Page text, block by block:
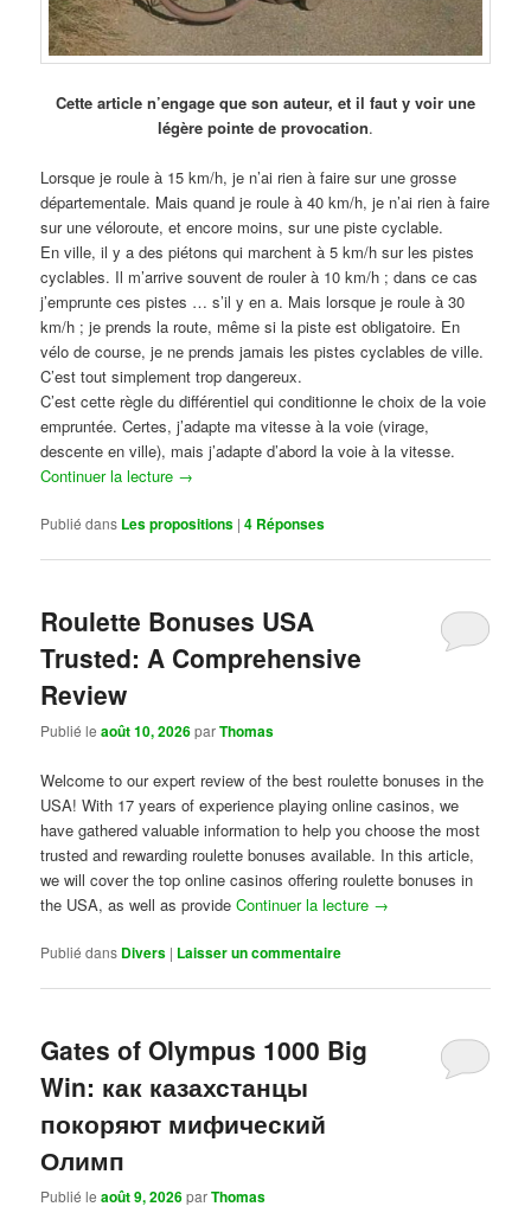
Cette article n’engage que son auteur, et il faut y voir une
légère pointe de provocation.
Lorsque je roule à 15 km/h, je n’ai rien à faire sur une grosse
départementale. Mais quand je roule à 40 km/h, je n’ai rien à faire
sur une véloroute, et encore moins, sur une piste cyclable.
En ville, il y a des piétons qui marchent à 5 km/h sur les pistes
cyclables. Il m’arrive souvent de rouler à 10 km/h ; dans ce cas
j’emprunte ces pistes … s’il y en a. Mais lorsque je roule à 30
km/h ; je prends la route, même si la piste est obligatoire. En
vélo de course, je ne prends jamais les pistes cyclables de ville.
C’est tout simplement trop dangereux.
C’est cette règle du différentiel qui conditionne le choix de la voie
empruntée. Certes, j’adapte ma vitesse à la voie (virage,
descente en ville), mais j’adapte d’abord la voie à la vitesse.
Continuer la lecture →
Publié dans Les propositions |4 Réponses
Roulette Bonuses USA
Trusted: A Comprehensive
Review
Publié leaoût 10, 2026parThomas
Welcome to our expert review of the best roulette bonuses in the
USA! With 17 years of experience playing online casinos, we
have gathered valuable information to help you choose the most
trusted and rewarding roulette bonuses available. In this article,
we will cover the top online casinos offering roulette bonuses in
the USA, as well as provideContinuer la lecture →
Publié dans Divers | Laisser un commentaire
Gates of Olympus 1000 Big
Win: как казахстанцы
покоряют мифический
Олимп
Publié leaoût 9, 2026parThomas